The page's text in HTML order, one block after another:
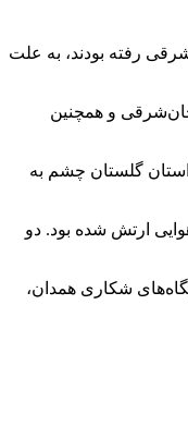
شرقی رفته بودند، به علت
و همچنین
پرواز بود. او ۲۰ شهریور ۱۳۴۸ در شهرستان گنبد کاووس در استان گلستان چشم به
نجف آباد اصفهان چشم به جهان گشود. او در سال ۱۳۷۸ وارد خدمت نیروی هوایی ارتش شده بود. دو
۲۵ شهریور ۷۴ وارد نیروی هوایی ارتش شد. او در پایگاه‌های شکاری همدان،